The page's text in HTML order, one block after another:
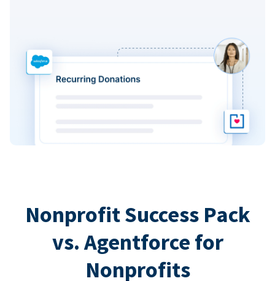
Nonprofit Success Pack
vs. Agentforce for
Nonprofits